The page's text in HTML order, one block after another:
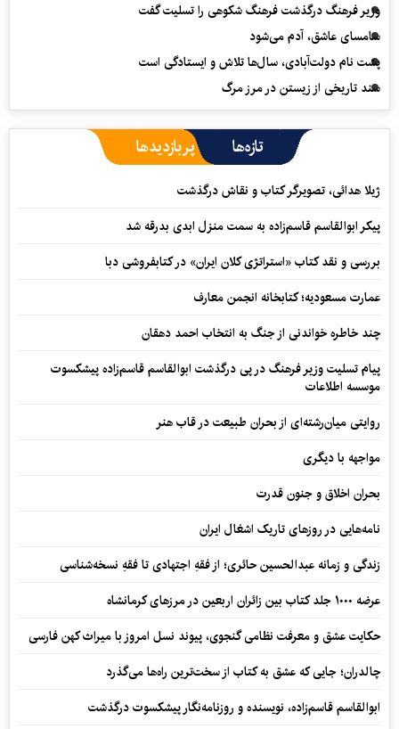
وزیر فرهنگ درگذشت فرهنگ شکوهی را تسلیت گفت
سامسای عاشق، آدم می‌شود
پشت نام دولت‌آبادی، سال‌ها تلاش و ایستادگی است
سند تاریخی از زیستن در مرز مرگ
تازه‌ها پربازدیدها
ژیلا هدائی، تصویرگر کتاب و نقاش درگذشت
پیکر ابوالقاسم قاسم‌زاده به سمت منزل ابدی بدرقه شد
بررسی و نقد کتاب «استراتژی کلان ایران» در کتابفروشی دبا
عمارت مسعودیه؛ کتابخانه انجمن معارف
چند خاطره خواندنی از جنگ به انتخاب احمد دهقان
پیام تسلیت وزیر فرهنگ در پی درگذشت ابوالقاسم قاسم‌زاده پیشکسوت
موسسه اطلاعات
روایتی میان‌رشته‌ای از بحران طبیعت در قاب هنر
مواجهه با دیگری
بحران اخلاق و جنون قدرت
نامه‌هایی در روزهای تاریک اشغال ایران
زندگی و زمانه عبدالحسین حائری؛ از فقهِ اجتهادی تا فقهِ نسخه‌شناسی
عرضه ۱۰۰۰ جلد کتاب بین زائران اربعین در مرزهای کرمانشاه
حکایت عشق و معرفت نظامی گنجوی، پیوند نسل امروز با میراث کهن فارسی
چالدران؛ جایی که عشق به کتاب از سخت‌ترین راه‌ها می‌گذرد
ابوالقاسم قاسم‌زاده، نویسنده و روزنامه‌نگار پیشکسوت درگذشت